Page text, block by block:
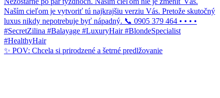
✨ POV: Chcela si prirodzené a šetrné predlžovanie